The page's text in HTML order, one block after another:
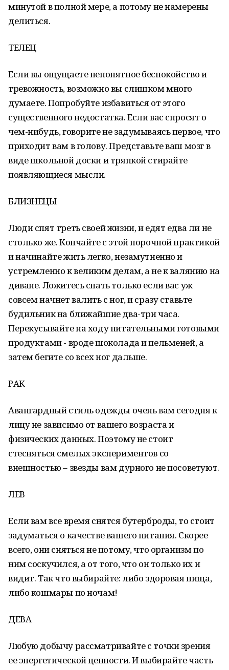
минутой в полной мере, а потому не намерены
делиться.
ТЕЛЕЦ
Если вы ощущаете непонятное беспокойство и
тревожность, возможно вы слишком много
думаете. Попробуйте избавиться от этого
существенного недостатка. Если вас спросят о
чем-нибудь, говорите не задумываясь первое, что
приходит вам в голову. Представьте ваш мозг в
виде школьной доски и тряпкой стирайте
появляющиеся мысли.
БЛИЗНЕЦЫ
Люди спят треть своей жизни, и едят едва ли не
столько же. Кончайте с этой порочной практикой
и начинайте жить легко, незамутненно и
устремленно к великим делам, а не к валянию на
диване. Ложитесь спать только если вас уж
совсем начнет валить с ног, и сразу ставьте
будильник на ближайшие два-три часа.
Перекусывайте на ходу питательными готовыми
продуктами - вроде шоколада и пельменей, а
затем бегите со всех ног дальше.
РАК
Авангардный стиль одежды очень вам сегодня к
лицу не зависимо от вашего возраста и
физических данных. Поэтому не стоит
стесняться смелых экспериментов со
внешностью – звезды вам дурного не посоветуют.
ЛЕВ
Если вам все время снятся бутерброды, то стоит
задуматься о качестве вашего питания. Скорее
всего, они сняться не потому, что организм по
ним соскучился, а от того, что он только их и
видит. Так что выбирайте: либо здоровая пища,
либо кошмары по ночам!
ДЕВА
Любую добычу рассматривайте с точки зрения
ее энергетической ценности. И выбирайте часть